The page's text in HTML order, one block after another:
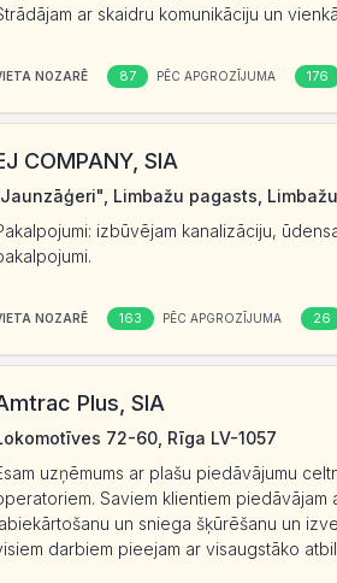
ar skaidru komunikāciju un
NOZARĒ 87 PĒC APGROZĪJUMA 176
COMPANY, SIA
Limbažu pagasts,
izbūvējam kanalizāciju,
NOZARĒ 163 PĒC APGROZĪJUMA 26
Plus, SIA
72-60, Rīga LV-1057
uzņēmums ar plašu piedāvājumu
Saviem klientiem piedāvājam
un sniega šķūrēšanu un
darbiem pieejam ar visaugstāko